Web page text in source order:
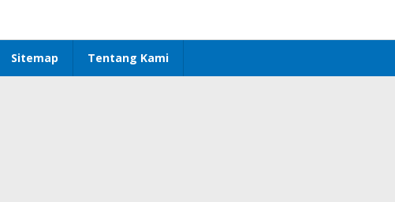
Sitemap Tentang Kami